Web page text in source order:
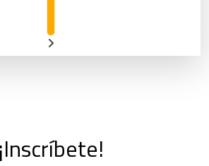
¡Inscríbete!